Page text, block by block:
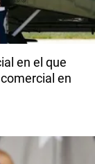
en el que
en